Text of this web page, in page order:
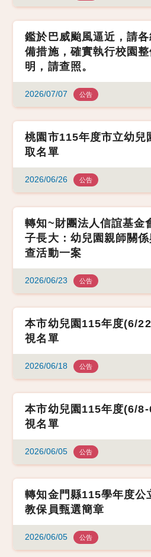
鑑於巴威颱風逼近，請
備措施，確實執行校園
明，請查照。
2026/07/07 公告
桃園市115年度市立幼兒
取名單
2026/06/26 公告
轉知~財團法人信誼基金
子長大：幼兒園親師關
查活動一案
2026/06/23 公告
本市幼兒園115年度(6/
視名單
2026/06/18 公告
本市幼兒園115年度(6/
視名單
2026/06/05 公告
轉知金門縣115學年度公
教保員甄選簡章
2026/06/05 公告